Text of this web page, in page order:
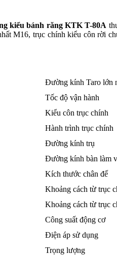
kiểu bánh răng KTK T-80A
M16, trục chính kiểu côn rời
Đường kính Taro lớn
Tốc độ vận hành
Kiểu côn trục chính
Hành trình trục chính
Đường kính trụ
Đường kính bàn làm
Kích thước chân đế
Khoảng cách từ trục
Khoảng cách từ trục
Công suất động cơ
Điện áp sử dụng
Trọng lượng